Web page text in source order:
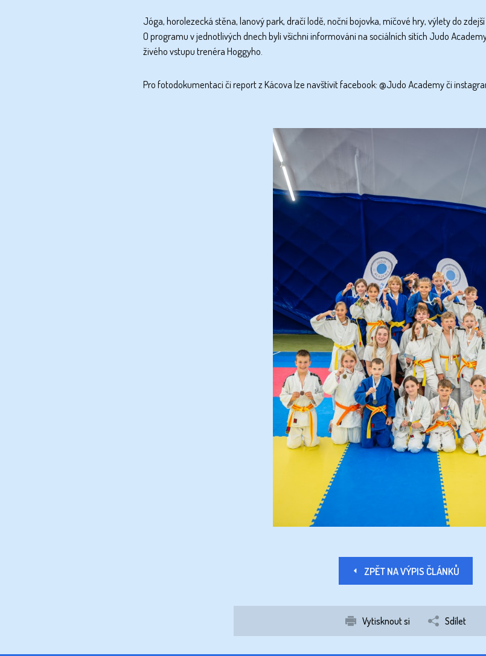
Jóga, horolezecká stěna, lanový park, dračí lodě, noční bojovka, míčové hry, výlety do
O programu v jednotlivých dnech byli všichni informováni na sociálních sítích Judo
živého vstupu trenéra Hoggyho.
Pro fotodokumentaci či report z Kácova lze navštívit facebook: @Judo Academy či
ZPĚT NA VÝPIS ČLÁNKŮ
Vytisknout si Sdílet